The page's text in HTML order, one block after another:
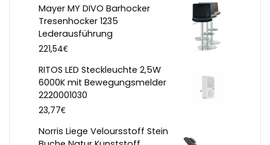
Mayer MY DIVO Barhocker
Tresenhocker 1235
Lederausführung
221,54€
RITOS LED Steckleuchte 2,5W
6000K mit Bewegungsmelder
2220001030
23,77€
Norris Liege Veloursstoff Stein